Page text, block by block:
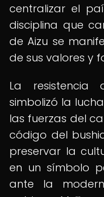
centralizar el
disciplina que
de Aizu se
de sus valores y
La resistencia
simbolizó la
las fuerzas del
código del
preservar la
en un símbolo
ante la